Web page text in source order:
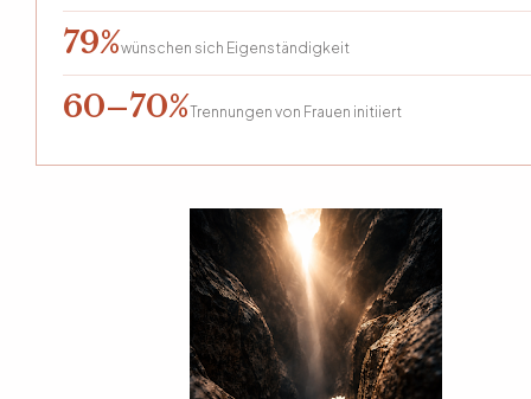
79%wünschen sich Eigenständigkeit
60–70%Trennungen von Frauen initiiert